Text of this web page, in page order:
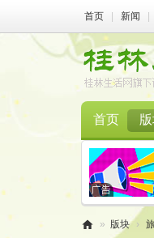
首页 新闻
首页
» 版块 ›